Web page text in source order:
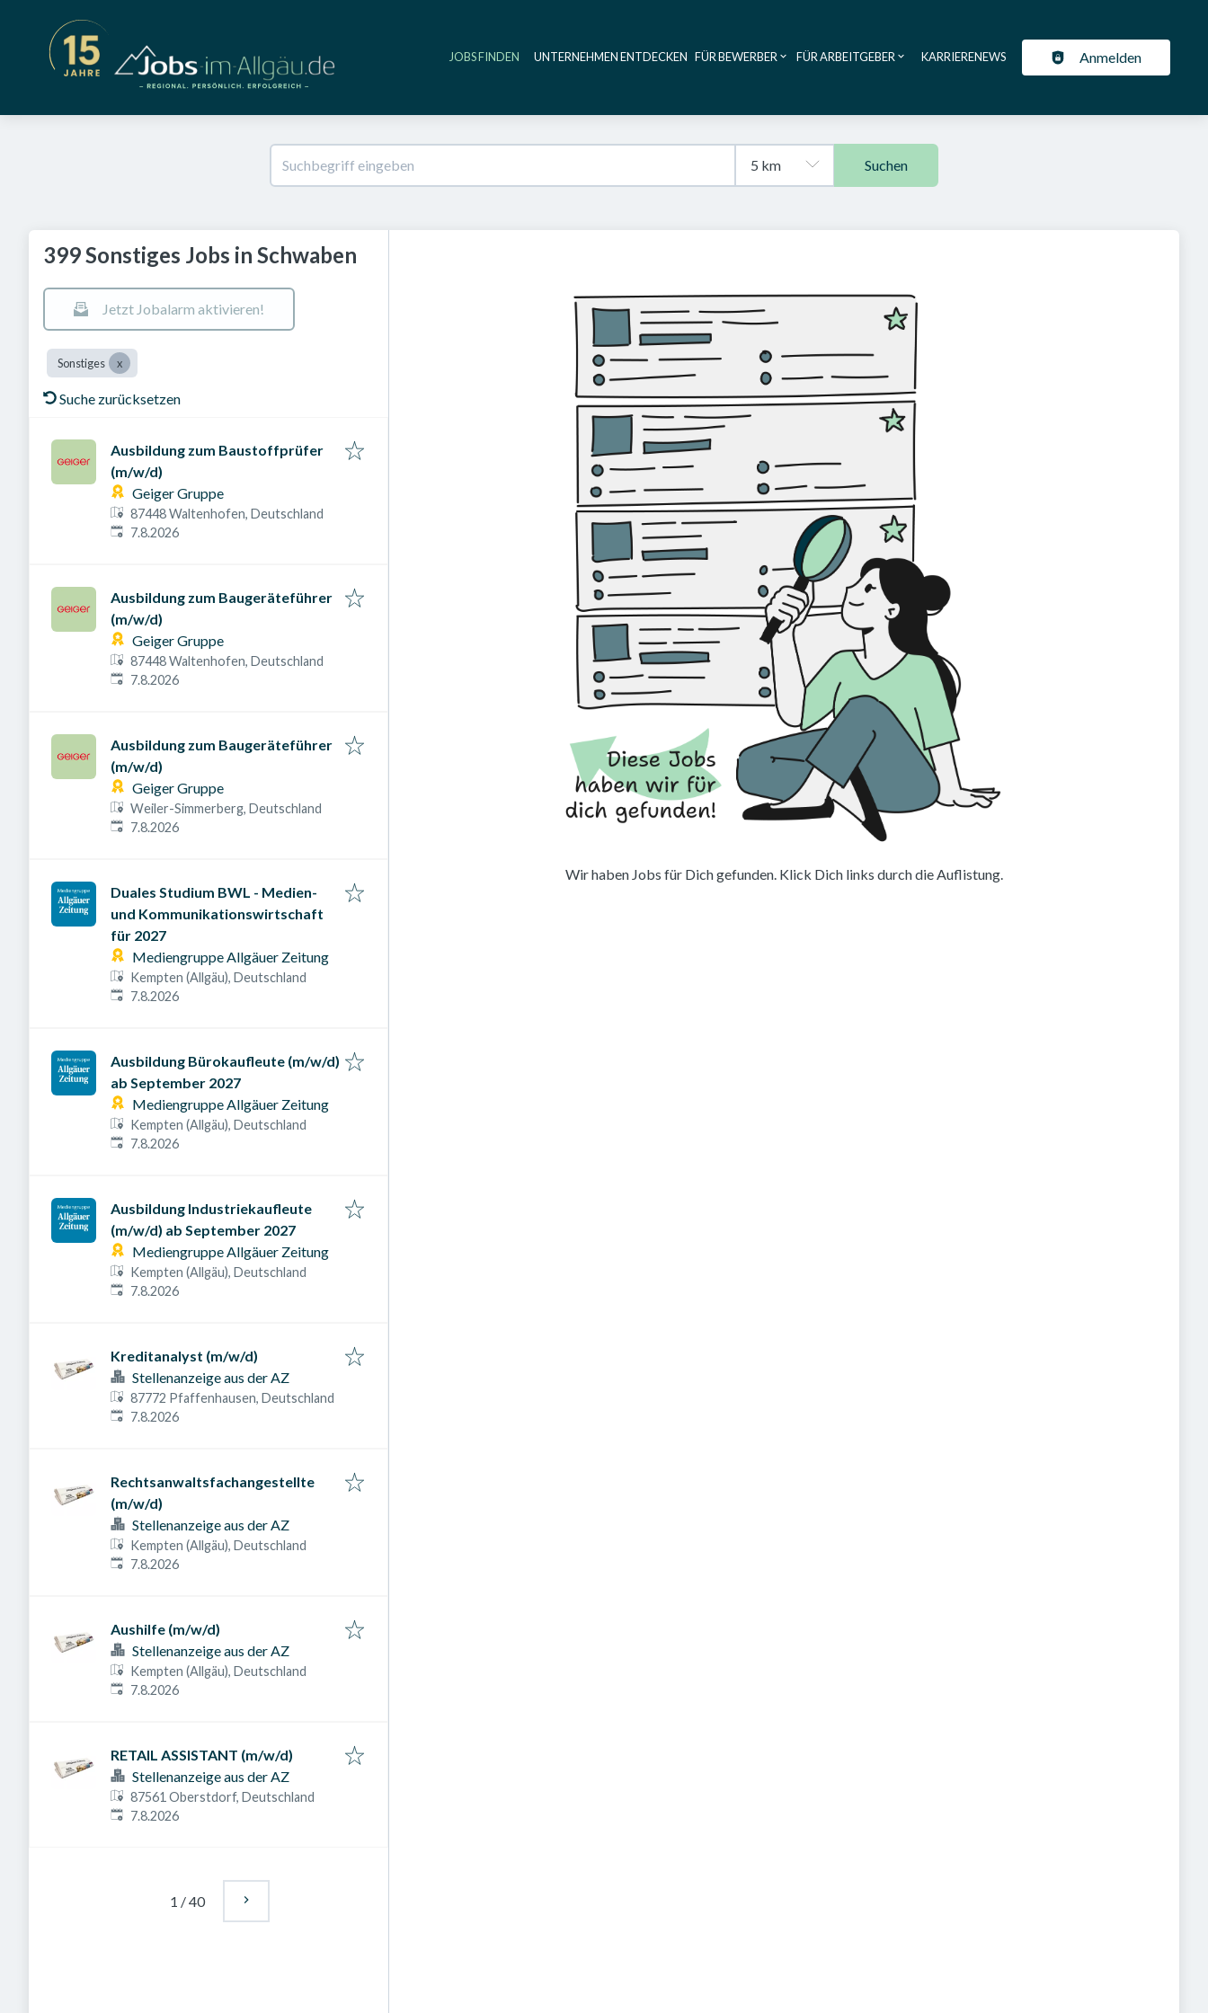
Haupt-Navigation
JOBS FINDEN UNTERNEHMEN ENTDECKEN FÜR BEWERBER FÜR ARBEITGEBER KARRIERENEWS Anmelden
Suchen
399 Sonstiges Jobs in Schwaben
Jetzt Jobalarm aktivieren!
Sonstiges
Suche zurücksetzen
Ausbildung zum Baustoffprüfer
(m/w/d)
Geiger Gruppe
87448 Waltenhofen, Deutschland
Veröffentlicht am
7.8.2026
Ausbildung zum Baugeräteführer
(m/w/d)
Geiger Gruppe
87448 Waltenhofen, Deutschland
Veröffentlicht am
7.8.2026
Ausbildung zum Baugeräteführer
(m/w/d)
Geiger Gruppe
Weiler-Simmerberg, Deutschland
Veröffentlicht am
7.8.2026
Duales Studium BWL - Medien-
und Kommunikationswirtschaft
für 2027
Mediengruppe Allgäuer Zeitung
Kempten (Allgäu), Deutschland
Veröffentlicht am
7.8.2026
Ausbildung Bürokaufleute (m/w/d)
ab September 2027
Mediengruppe Allgäuer Zeitung
Kempten (Allgäu), Deutschland
Veröffentlicht am
7.8.2026
Ausbildung Industriekaufleute
(m/w/d) ab September 2027
Mediengruppe Allgäuer Zeitung
Kempten (Allgäu), Deutschland
Veröffentlicht am
7.8.2026
Kreditanalyst (m/w/d)
Stellenanzeige aus der AZ
87772 Pfaffenhausen, Deutschland
Veröffentlicht am
7.8.2026
Rechtsanwaltsfachangestellte
(m/w/d)
Stellenanzeige aus der AZ
Kempten (Allgäu), Deutschland
Veröffentlicht am
7.8.2026
Aushilfe (m/w/d)
Stellenanzeige aus der AZ
Kempten (Allgäu), Deutschland
Veröffentlicht am
7.8.2026
RETAIL ASSISTANT (m/w/d)
Stellenanzeige aus der AZ
87561 Oberstdorf, Deutschland
Veröffentlicht am
7.8.2026
1 /40
Wir haben Jobs für Dich gefunden. Klick Dich links durch die Auflistung.